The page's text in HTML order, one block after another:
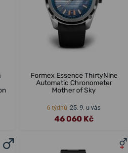
Formex Essence ThirtyNine
Automatic Chronometer
Mother of Sky
6 týdnů 25. 9. u vás
46 060 Kč